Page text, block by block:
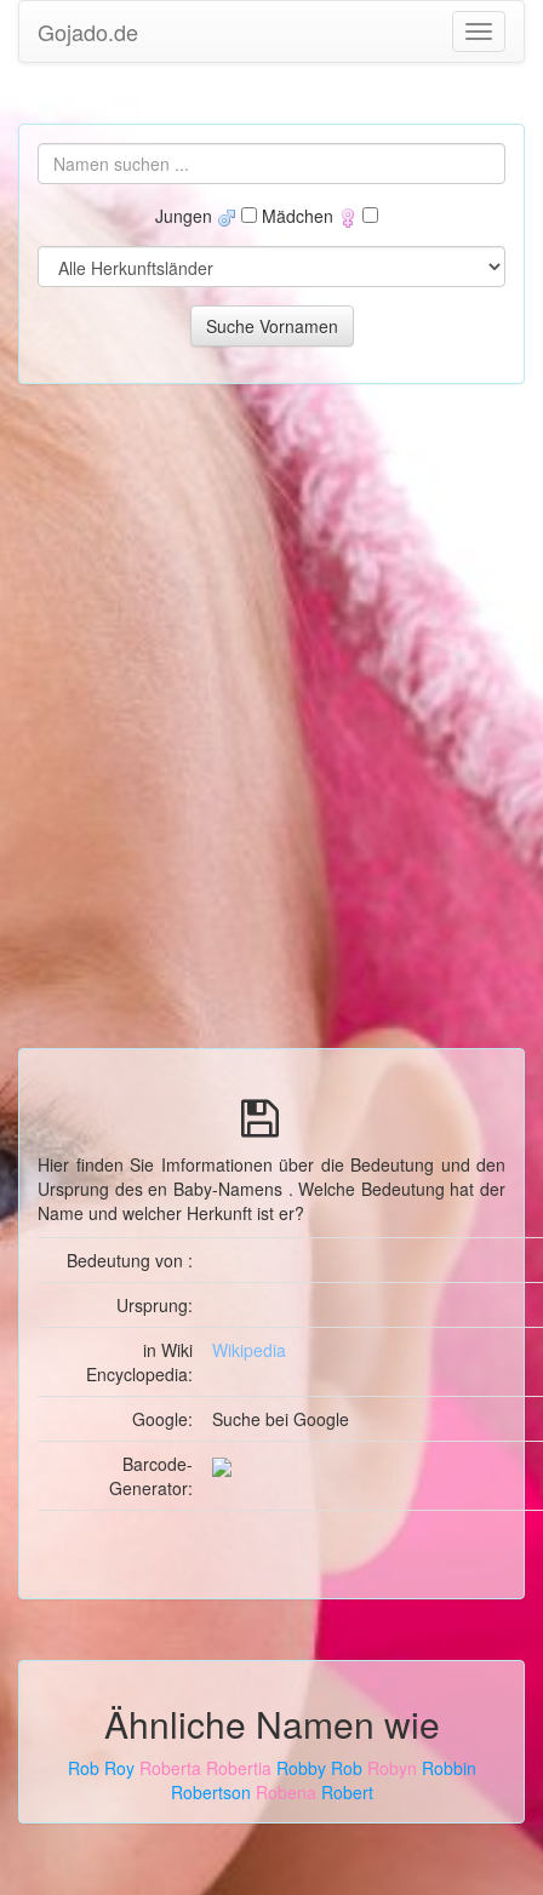
Gojado.de
Jungen Mädchen
Hier finden Sie Imformationen über die Bedeutung und den
Ursprung des en Baby-Namens . Welche Bedeutung hat der
Name und welcher Herkunft ist er?
Bedeutung von :
Ursprung:
in Wiki
Encyclopedia:
Wikipedia
Google: Suche bei Google
Barcode-
Generator:
Ähnliche Namen wie
Rob Roy Roberta Robertia Robby Rob Robyn Robbin
Robertson Robena Robert